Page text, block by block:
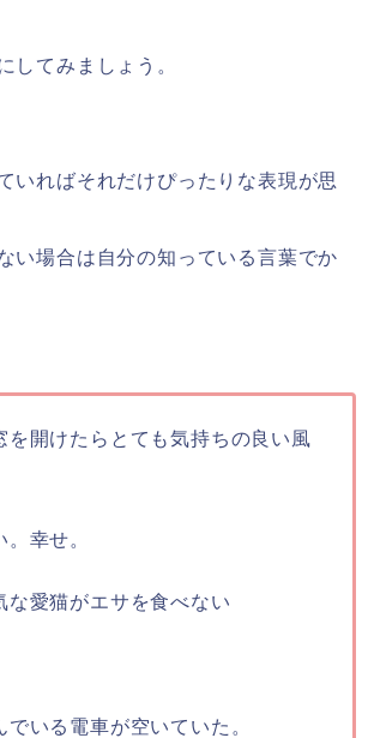
してみましょう。
いればそれだけぴったりな表現が思
い場合は自分の知っている言葉でか
を開けたらとても気持ちの良い風
幸せ。
な愛猫がエサを食べない
でいる電車が空いていた。